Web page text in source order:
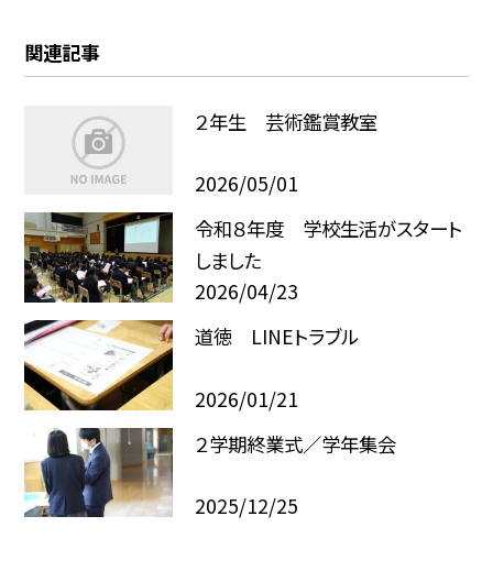
関連記事
２年生 芸術鑑賞教室
2026/05/01
令和８年度 学校生活がスタート
しました
2026/04/23
道徳 LINEトラブル
2026/01/21
２学期終業式／学年集会
2025/12/25